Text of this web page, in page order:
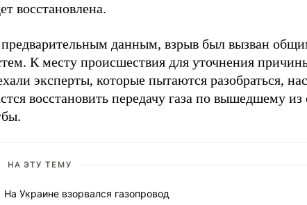
восстановлена.
данным, взрыв был вызван
К месту происшествия для уточнения
эксперты, которые пытаются разобраться,
восстановить передачу газа по вышедшему из
НА ЭТУ ТЕМУ
На Украине взорвался газопровод